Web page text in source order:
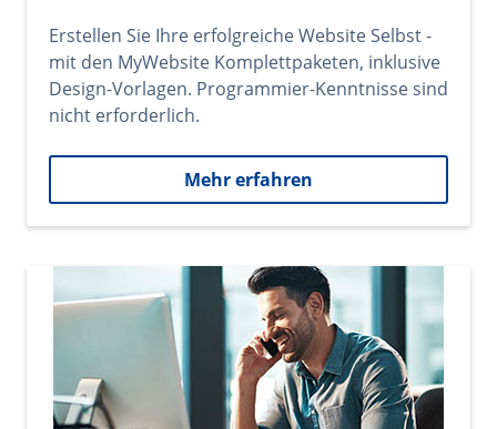
Erstellen Sie Ihre erfolgreiche Website Selbst -
mit den MyWebsite Komplettpaketen, inklusive
Design-Vorlagen. Programmier-Kenntnisse sind
nicht erforderlich.
Mehr erfahren